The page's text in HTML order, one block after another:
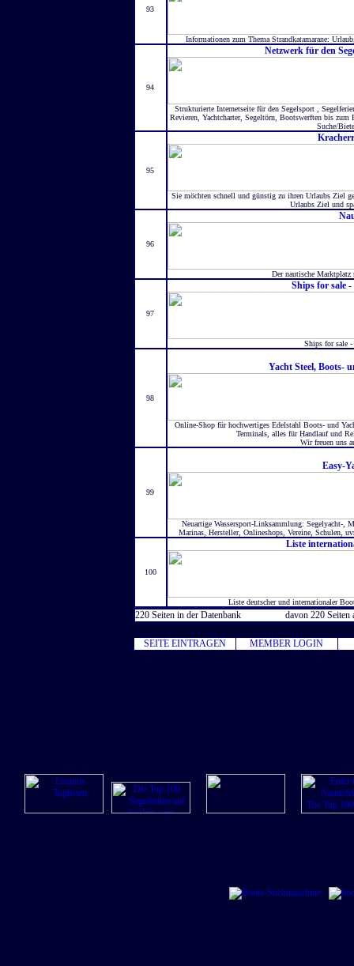
93
Informationen zum Thema Strandkatamarane:
94
Netzwerk für den
Strukturierte Internetseite für den Segelsport ,
Revieren, Yachtcharter, Segeltörn, Bootswerften bis
Suche/
95
Sie möchten schnell und günstig zu ihren Urlaubs Ziel
Urlaubs Ziel und
96
Der nautische Marktplatz
97
Ships for sale
Ships for sale -
98
Yacht Steel, Boots-
Online-Shop für hochwertiges Edelstahl Boots- und
Terminals, alles für Handlauf und
Wir freuen uns
99
Easy-
Neuartige Wassersport-Linksammlung: Segelyacht-,
Marinas, Hersteller, Onlineshops, Vereine, Schulen,
100
Liste
Liste deutscher und internationaler
220 Seiten in der Datenbank davon 220 Seiten
SEITE EINTRAGEN MEMBER LOGIN